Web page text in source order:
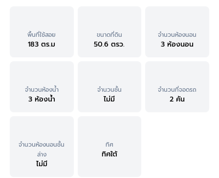
พื้นที่ใช้สอย
183 ตร.ม
ขนาดที่ดิน
50.6 ตรว.
จำนวนห้องนอน
3 ห้องนอน
จำนวนห้องน้ำ
3 ห้องน้ำ
จำนวนชั้น
ไม่มี
จำนวนที่จอดรถ
2 คัน
จำนวนห้องนอนชั้น
ล่าง
ไม่มี
ทิศ
ทิศใต้